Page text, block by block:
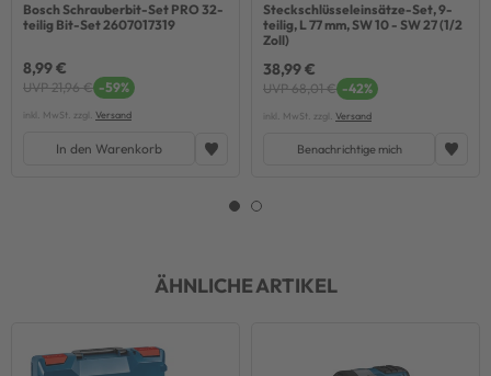
Bosch Schrauberbit-Set PRO 32-
teilig Bit-Set 2607017319
8,99 €
UVP 21,96 € -59%
inkl. MwSt. zzgl. Versand
In den Warenkorb
Steckschlüsseleinsätze-Set, 9-
teilig, L 77 mm, SW 10 - SW 27 (1/2
Zoll)
38,99 €
UVP 68,01 € -42%
inkl. MwSt. zzgl. Versand
Benachrichtige mich
ÄHNLICHE ARTIKEL